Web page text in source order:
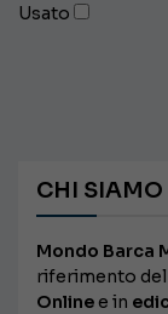
Usato
CHI SIAMO
Mondo Barca
riferimento
Online e in